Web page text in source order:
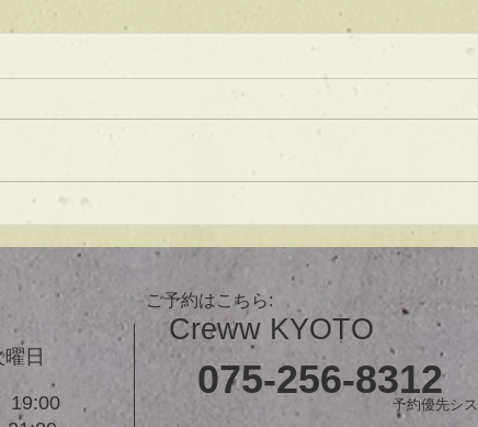
★ラインボブ【ぱつっとボ
で貴方だけのまとまるボブを提供
い♪ 【ご予約に関して】 平日は比
較的ご予約に空きがあります。
メニューが決まらない方はご相談
クーポンをご活用下さいませ。...
ュ！
ご予約はこちら:
日
予約優先シ
Creww KYOTO
075-256-8312